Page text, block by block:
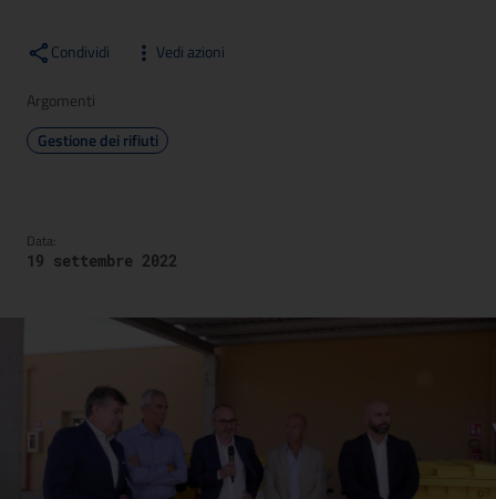
Condividi Vedi azioni
Argomenti
Gestione dei rifiuti
Data:
19 settembre 2022